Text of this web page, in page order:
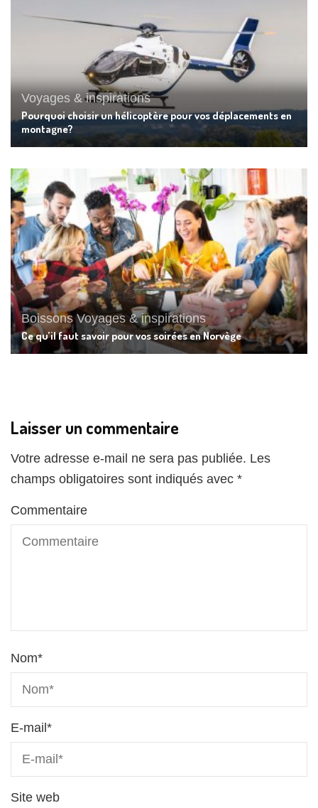
Voyages & inspirations
Pourquoi choisir un hélicoptère pour vos déplacements en
montagne?
Boissons Voyages & inspirations
Ce qu’il faut savoir pour vos soirées en Norvège
Laisser un commentaire
Votre adresse e-mail ne sera pas publiée. Les
champs obligatoires sont indiqués avec *
Commentaire
Nom*
E-mail *
Site web